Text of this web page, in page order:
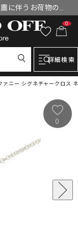
に伴うお荷物のお
0
詳細検索
ァニー シグネチャークロス
0